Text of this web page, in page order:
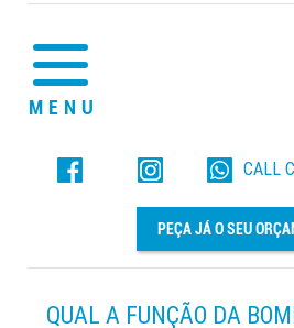
MENU
PEÇA JÁ O SEU
CALL
QUAL A FUNÇÃO DA